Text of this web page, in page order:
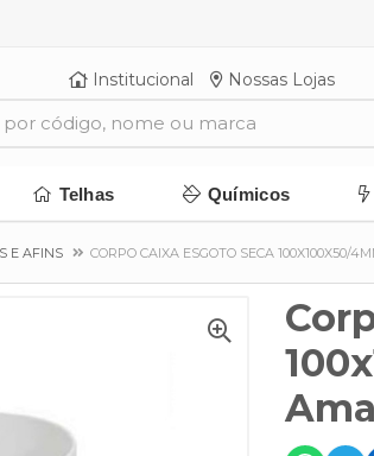
Institucional Nossas Lojas
Telhas Químicos
E AFINS CORPO CAIXA ESGOTO SECA 100X100X50/